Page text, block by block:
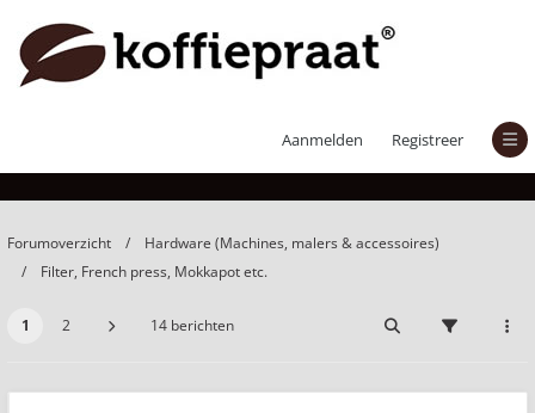
Aanmelden Registreer
Joy Resolve mokapot problemen.
Forumoverzicht
Hardware (Machines, malers & accessoires)
Filter, French press, Mokkapot etc.
1 2 14 berichten